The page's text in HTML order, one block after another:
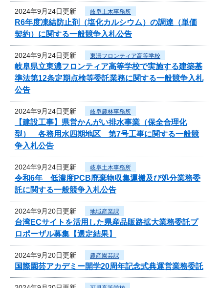
2024年9月24日更新 岐阜土木事務所
R6年度凍結防止剤（塩化カルシウム）の調達（単価
契約）に関する一般競争入札公告
2024年9月24日更新 東濃フロンティア高等学校
岐阜県立東濃フロンティア高等学校で実施する建築基
準法第12条定期点検等委託業務に関する一般競争入札
公告
2024年9月24日更新 岐阜農林事務所
【建設工事】県営かんがい排水事業（保全合理化
型） 各務用水四期地区 第7号工事に関する一般競
争入札公告
2024年9月24日更新 岐阜土木事務所
令和6年 低濃度PCB廃棄物収集運搬及び処分業務委
託に関する一般競争入札公告
2024年9月20日更新 地域産業課
台湾ECサイトを活用した県産品販路拡大業務委託プ
ロポーザル募集【選定結果】
2024年9月20日更新 農産園芸課
国際園芸アカデミー開学20周年記念式典運営業務委託